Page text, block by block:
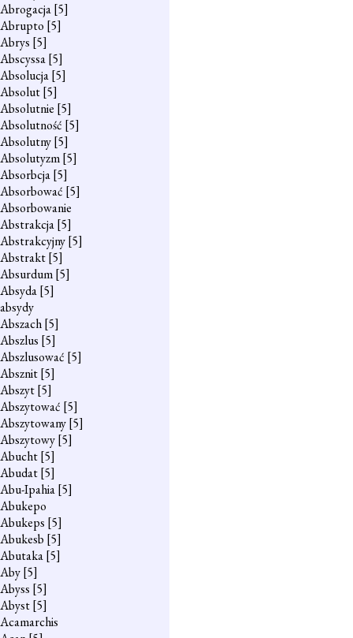
Abrogacja[5]
Abrupto [5]
Abrys [5]
Abscyssa[5]
Absolucja[5]
Absolut[5]
Absolutnie [5]
Absolutność [5]
Absolutny[5]
Absolutyzm[5]
Absorbcja[5]
Absorbować [5]
Absorbowanie
Abstrakcja[5]
Abstrakcyjny[5]
Abstrakt[5]
Absurdum[5]
Absyda[5]
absydy
Abszach[5]
Abszlus [5]
Abszlusować [5]
Absznit[5]
Abszyt[5]
Abszytować [5]
Abszytowany[5]
Abszytowy[5]
Abucht[5]
Abudat[5]
Abu-Ipahia[5]
Abukepo
Abukeps [5]
Abukesb [5]
Abutaka[5]
Aby[5]
Abyss [5]
Abyst[5]
Acamarchis